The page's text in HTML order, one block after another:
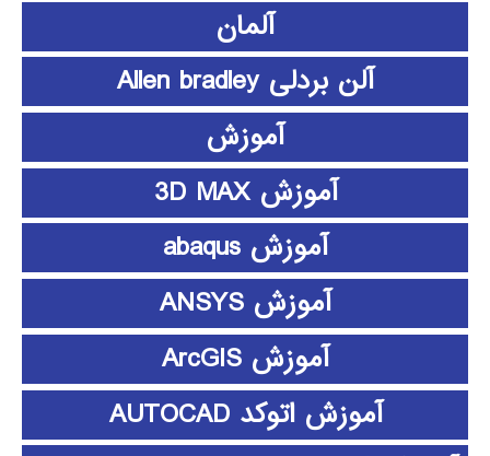
آلمان
آلن بردلی Allen bradley
آموزش
آموزش 3D MAX
آموزش abaqus
آموزش ANSYS
آموزش ArcGIS
آموزش اتوکد AUTOCAD